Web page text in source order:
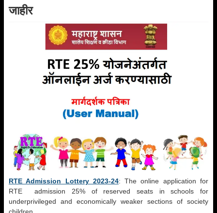
जाहीर
RTE Admission Lottery 2023-24: The online application for
RTE admission 25% of reserved seats in schools for
underprivileged and economically weaker sections of society
children